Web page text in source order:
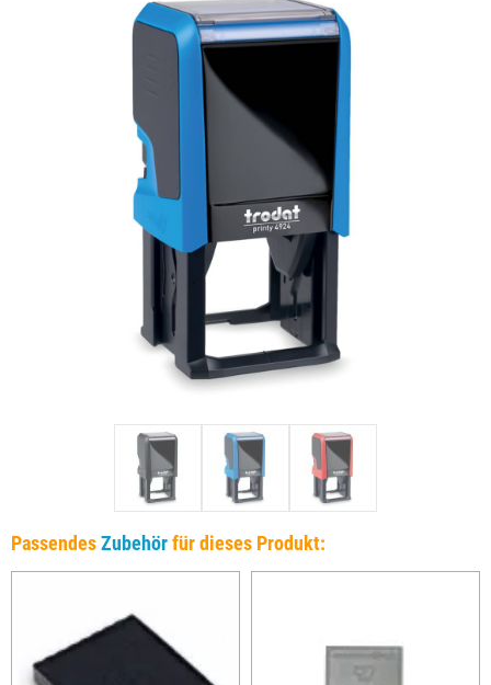
PassendesZubehörfür dieses Produkt: